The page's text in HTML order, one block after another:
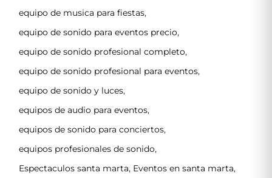
equipo de musica para fiestas,
equipo de sonido para eventos precio,
equipo de sonido profesional completo,
equipo de sonido profesional para eventos,
equipo de sonido y luces,
equipos de audio para eventos,
equipos de sonido para conciertos,
equipos profesionales de sonido,
Espectaculos santa marta, Eventos en santa marta,